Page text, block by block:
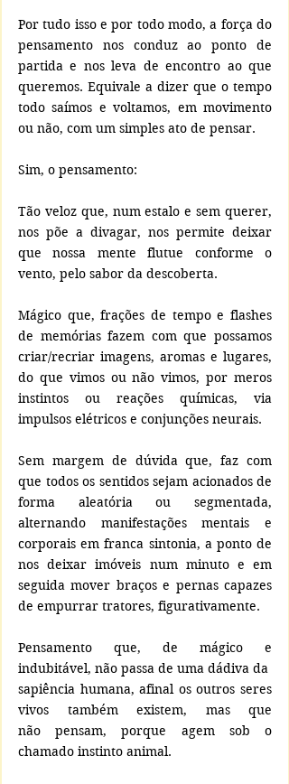
Por tudo isso e por todo modo, a força do
pensamento nos conduz ao ponto de
partida e nos leva de encontro ao que
queremos. Equivale a dizer que o tempo
todo saímos e voltamos, em movimento
ou não, com um simples ato de pensar.
Sim, o pensamento:
Tão veloz que, num estalo e sem querer,
nos põe a divagar, nos permite deixar
que nossa mente flutue conforme o
vento, pelo sabor da descoberta.
Mágico que, frações de tempo e flashes
de memórias fazem com que possamos
criar/recriar imagens, aromas e lugares,
do que vimos ou não vimos, por meros
instintos ou reações químicas, via
impulsos elétricos e conjunções neurais.
Sem margem de dúvida que, faz com
que todos os sentidos sejam acionados de
forma aleatória ou segmentada,
alternando manifestações mentais e
corporais em franca sintonia, a ponto de
nos deixar imóveis num minuto e em
seguida mover braços e pernas capazes
de empurrar tratores, figurativamente.
Pensamento que, de mágico e
indubitável, não passa de uma dádiva da
sapiência humana, afinal os outros seres
vivos também existem, mas que
não pensam, porque agem sob o
chamado instinto animal.